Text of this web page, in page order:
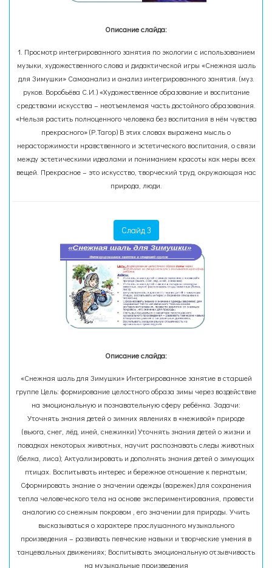
Описание слайда:
1. Просмотр интегрированного занятия по экологии с использованием
музыки, художественного слова и дидактической игры «Снежная шаль
для Зимушки» Самоанализ и анализ интегрированного занятия. (муз.
руков. Воробьёва С.И.) «Художественное образование и воспитание
средствами искусства – неотъемлемая часть достойного образования.
«Нельзя растить полноценного человека без воспитания в нём чувства
прекрасного» (Р.Тагор) В этих словах выражена мысль о
нерасторжимости нравственного и эстетического воспитания, о связи
между эстетическими идеалами и пониманием красоты как меры всех
вещей. Прекрасное – это искусство, творческий труд, окружающая нас
природа, люди.
Слайд 3
Описание слайда:
«Снежная шаль для Зимушки» Интегрированное занятие в старшей
группе Цель: формирование целостного образа зимы через воздействие
на эмоциональную и познавательную сферу ребёнка. Задачи:
Уточнять знания детей о зимних явлениях в «неживой» природе
(вьюга, снег, лёд, иней, снежинки) Уточнять знания детей о жизни и
повадках некоторых животных, научит распознавать следы животных
(белка, лиса); Актуализировать и дополнять знания детей о зимующих
птицах. Воспитывать интерес и бережное отношение к пернатым;
Сформировать знание о значении одежды (варежек) для сохранения
тепла человеческого тела на основе экспериментирования, провести
аналогию со снежным покровом , его значении для природы. Учить
высказываться о характере прослушанного музыкального
произведения – развивать певческие навыки и творческие умения в
танцевальных движениях; Воспитывать эмоциональную отзывчивость
на музыкальные произведения